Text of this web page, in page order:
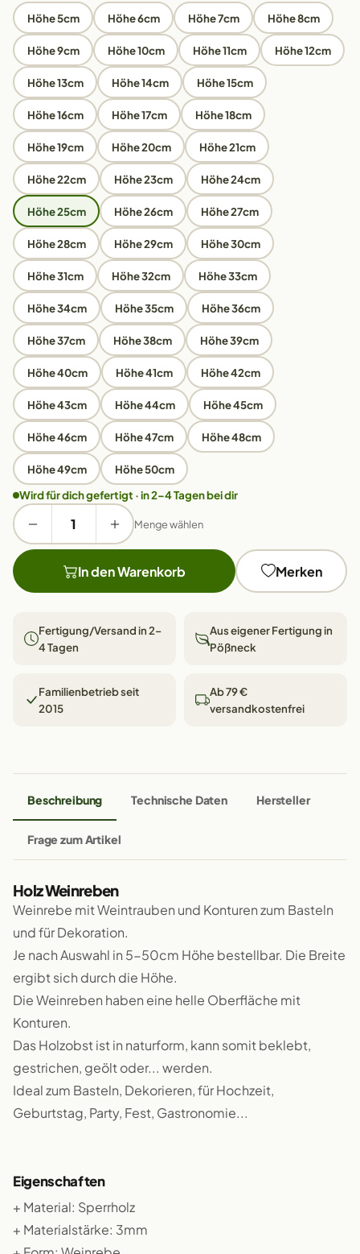
Höhe 5cm Höhe 6cm Höhe 7cm Höhe 8cm
Höhe 9cm Höhe 10cm Höhe 11cm Höhe 12cm
Höhe 13cm Höhe 14cm Höhe 15cm
Höhe 16cm Höhe 17cm Höhe 18cm
Höhe 19cm Höhe 20cm Höhe 21cm
Höhe 22cm Höhe 23cm Höhe 24cm
Höhe 25cm Höhe 26cm Höhe 27cm
Höhe 28cm Höhe 29cm Höhe 30cm
Höhe 31cm Höhe 32cm Höhe 33cm
Höhe 34cm Höhe 35cm Höhe 36cm
Höhe 37cm Höhe 38cm Höhe 39cm
Höhe 40cm Höhe 41cm Höhe 42cm
Höhe 43cm Höhe 44cm Höhe 45cm
Höhe 46cm Höhe 47cm Höhe 48cm
Höhe 49cm
Höhe 50cm
Wird für dich gefertigt · in 2–4 Tagen bei dir
Menge wählen
In den Warenkorb Merken
Fertigung/Versand in 2–
4 Tagen
Aus eigener Fertigung in
Pößneck
Familienbetrieb seit
2015
Ab 79 €
versandkostenfrei
Beschreibung Technische Daten Hersteller
Frage zum Artikel
Holz Weinreben
Weinrebe mit Weintrauben und Konturen zum Basteln
und für Dekoration.
Je nach Auswahl in 5-50cm Höhe bestellbar. Die Breite
ergibt sich durch die Höhe.
Die Weinreben haben eine helle Oberfläche mit
Konturen.
Das Holzobst ist in naturform, kann somit beklebt,
gestrichen, geölt oder... werden.
Ideal zum Basteln, Dekorieren, für Hochzeit,
Geburtstag, Party, Fest, Gastronomie...
Eigenschaften
+ Material: Sperrholz
+ Materialstärke: 3mm